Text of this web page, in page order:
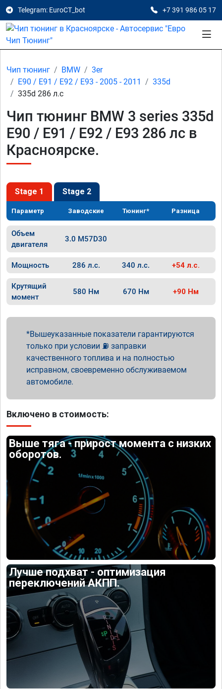
Telegram: EuroCT_bot +7 391 986 05 17
Чип тюнинг BMW
3er
E90 / E91 / E92 / E93 - 2005 - 2011
335d
335d 286 л.с
Чип тюнинг BMW 3 series 335d
E90 / E91 / E92 / E93 286 лс в
Красноярске.
Stage 1 Stage 2
Параметр Заводские Тюнинг* Разница
Объем
двигателя
3.0 M57D30
Мощность 286 л.с. 340 л.с. +54 л.с.
Крутящий
момент
580 Нм 670 Нм +90 Нм
Вышеуказанные показатели гарантируются
только при условии ⛽ заправки
качественного топлива и на полностью
исправном, своевременно обслуживаемом
автомобиле.
Включено в стоимость:
Выше тяга - прирост момента с низких
оборотов.
Лучше подхват - оптимизация
переключений АКПП.